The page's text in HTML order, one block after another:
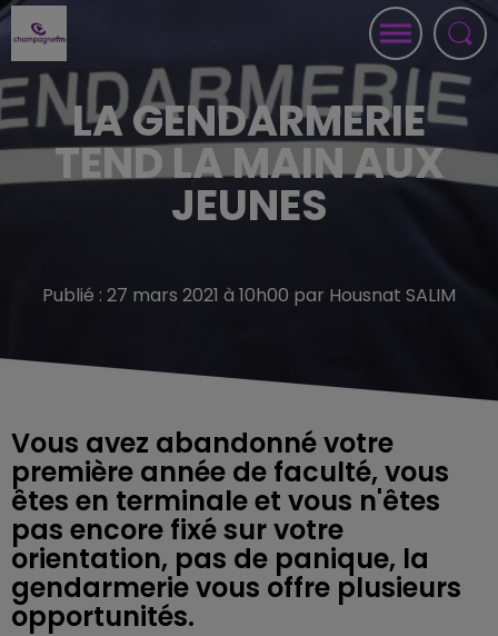
LA GENDARMERIE
TEND LA MAIN AUX
JEUNES
Publié : 27 mars 2021 à 10h00 par Housnat SALIM
Vous avez abandonné votre
première année de faculté, vous
êtes en terminale et vous n'êtes
pas encore fixé sur votre
orientation, pas de panique, la
gendarmerie vous offre plusieurs
opportunités.